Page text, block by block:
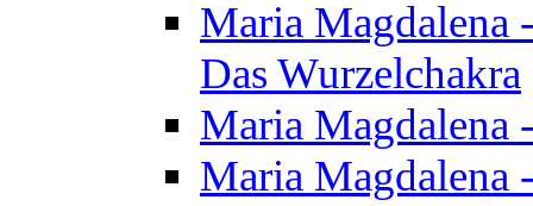
Maria Magdalena
Das Wurzelchakra
Maria Magdalena
Maria Magdalena